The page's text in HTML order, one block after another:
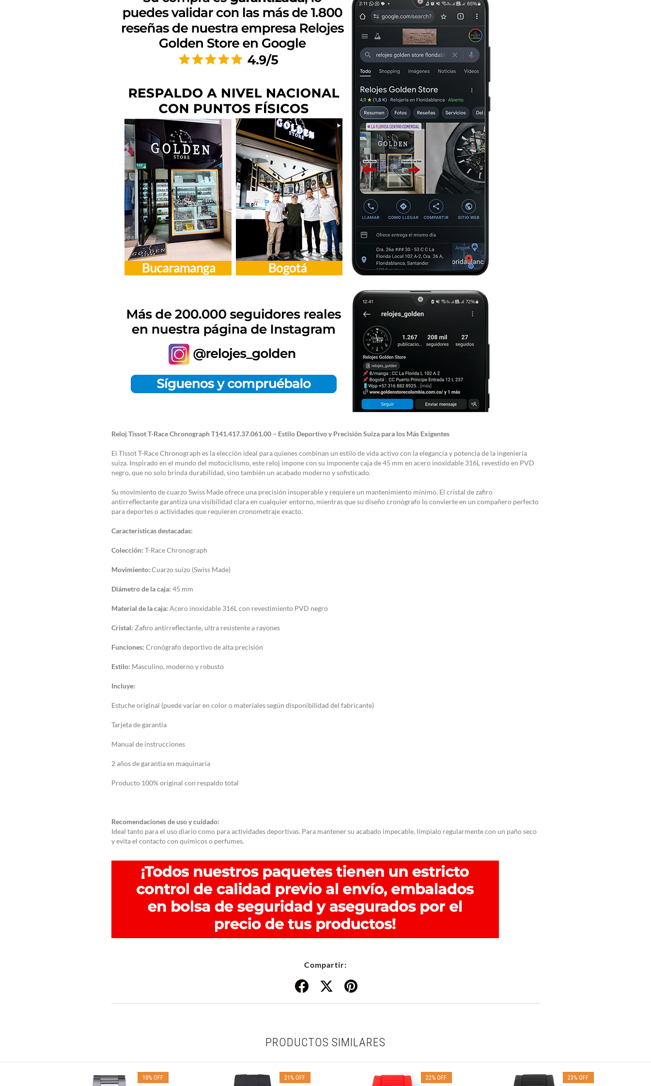
Reloj Tissot T-Race Chronograph T141.417.37.061.00 – Estilo Deportivo y Precisión Suiza para los Más Exigentes
El Tissot T-Race Chronograph es la elección ideal para quienes combinan un estilo de vida activo con la elegancia y potencia de la ingeniería
suiza. Inspirado en el mundo del motociclismo, este reloj impone con su imponente caja de 45 mm en acero inoxidable 316L revestido en PVD
negro, que no solo brinda durabilidad, sino también un acabado moderno y sofisticado.
Su movimiento de cuarzo Swiss Made ofrece una precisión insuperable y requiere un mantenimiento mínimo. El cristal de zafiro
antirreflectante garantiza una visibilidad clara en cualquier entorno, mientras que su diseño cronógrafo lo convierte en un compañero perfecto
para deportes o actividades que requieren cronometraje exacto.
Características destacadas:
Colección: T-Race Chronograph
Movimiento: Cuarzo suizo (Swiss Made)
Diámetro de la caja: 45 mm
Material de la caja: Acero inoxidable 316L con revestimiento PVD negro
Cristal: Zafiro antirreflectante, ultra resistente a rayones
Funciones: Cronógrafo deportivo de alta precisión
Estilo: Masculino, moderno y robusto
Incluye:
Estuche original (puede variar en color o materiales según disponibilidad del fabricante)
Tarjeta de garantía
Manual de instrucciones
2 años de garantía en maquinaria
Producto 100% original con respaldo total
Recomendaciones de uso y cuidado:
Ideal tanto para el uso diario como para actividades deportivas. Para mantener su acabado impecable, límpialo regularmente con un paño seco
y evita el contacto con químicos o perfumes.
Compartir:
PRODUCTOS SIMILARES
18% OFF 21 % OFF 22% OFF 23% OFF